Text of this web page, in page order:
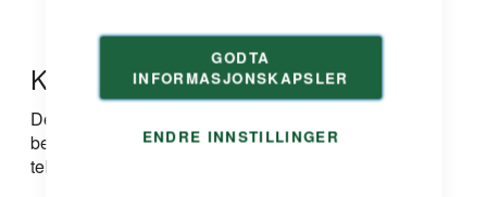
GODTA
INFORMASJONSKAPSLER
ENDRE INNSTILLINGER
Kontakt oss
Dersom du har spørsmål om produkt, løsning eller
bestilling kan du ta kontakt med oss på e-post eller
telefon: